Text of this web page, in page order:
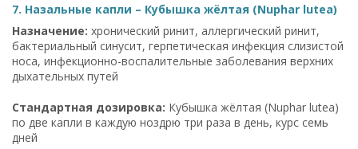
7. Назальные капли – Кубышка жёлтая (Nuphar lutea)
Назначение: хронический ринит, аллергический ринит,
бактериальный синусит, герпетическая инфекция слизистой
носа, инфекционно-воспалительные заболевания верхних
дыхательных путей
Стандартная дозировка: Кубышка жёлтая (Nuphar lutea)
по две капли в каждую ноздрю три раза в день, курс семь
дней